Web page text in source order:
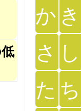
か き
さ し
た ち